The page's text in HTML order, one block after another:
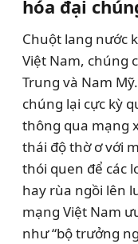
hóa đại
Chuột lang nước
Việt Nam, chúng
Trung và Nam
chúng lại cực kỳ
thông qua mạng
thái độ thờ ơ với
thói quen để các
hay rùa ngồi lên
mạng Việt Nam
như “bộ trưởng